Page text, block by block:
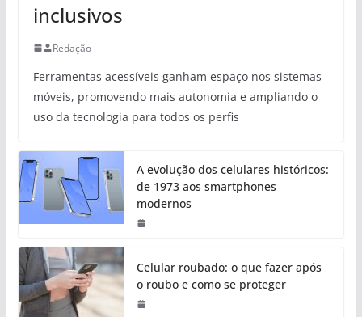
inclusivos
Redação
Ferramentas acessíveis ganham espaço nos sistemas
móveis, promovendo mais autonomia e ampliando o
uso da tecnologia para todos os perfis
A evolução dos celulares históricos:
de 1973 aos smartphones
modernos
Celular roubado: o que fazer após
o roubo e como se proteger